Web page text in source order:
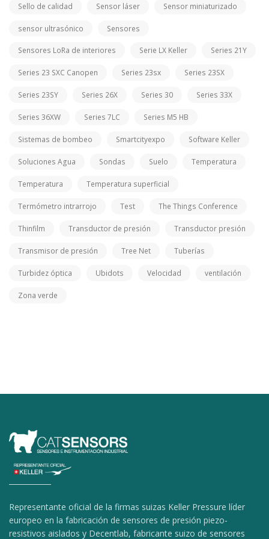
Sello de calidad Sensor láser Sensor miniaturizado
sensor ultrasónico Sensores
Sensores LoRa de interiores Serie LX Keller Series 21Y
Series 23 SXC Canopen Series 23sx Series 23SX
Series 23SY Series 26X Series 30 Series 33X
Series 36XW Series 7LC Series M5 HB
Sistemas de bombeo Smartcityexpo Software Keller
Soluciones Agua Sondas Suelo Temperatura
Temperatura Temperatura superficial
Termómetro intrarrojo Test The Things Conference
Thinfilm Transductor de presión Transductor presión
Transmisor de presión Tree Net Tuberías
Turbidez óptica Ubidots Velocidad ventilación
Zona verde
Representante oficial de la firmas suizas Keller Pressure líder
europeo en la fabricación de sensores de presión piezo-
resistivos aislados y Decentlab, fabricante suizo de sensores